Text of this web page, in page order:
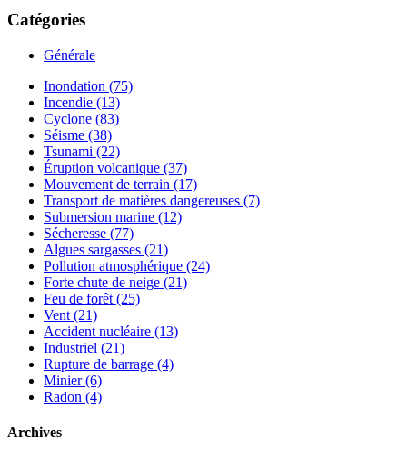
Catégories
Générale
Inondation (75)
Incendie (13)
Cyclone (83)
Séisme (38)
Tsunami (22)
Éruption volcanique (37)
Mouvement de terrain (17)
Transport de matières dangereuses (7)
Submersion marine (12)
Sécheresse (77)
Algues sargasses (21)
Pollution atmosphérique (24)
Forte chute de neige (21)
Feu de forêt (25)
Vent (21)
Accident nucléaire (13)
Industriel (21)
Rupture de barrage (4)
Minier (6)
Radon (4)
Archives